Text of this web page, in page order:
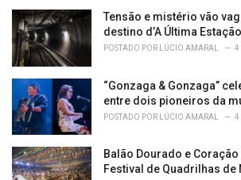
e
s
Tensão e mistério vão
destino d’A Última
POSTADO POR LÚCIO AMARAL 4
“Gonzaga & Gonzaga”
entre dois pioneiros da
POSTADO POR LÚCIO AMARAL 4
Balão Dourado e
Festival de Quadrilhas de